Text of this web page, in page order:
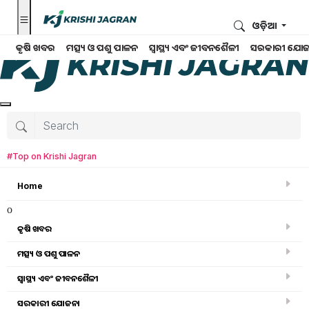
କୃଷି ଖବର ମତ୍ସ୍ୟ ଓ ପଶୁ ପାଳନ ସ୍ୱାସ୍ଥ୍ୟ ଏବଂ ଜୀବନଶୈଳୀ ସରକାରୀ
ଓଡ଼ିଆ
#Top on Krishi Jagran
Home
o
କୃଷି ଖବର
ମତ୍ସ୍ୟ ଓ ପଶୁ ପାଳନ
ସ୍ୱାସ୍ଥ୍ୟ ଏବଂ ଜୀବନଶୈଳୀ
ସରକାରୀ ଯୋଜନା
କୃଷି ଖବର